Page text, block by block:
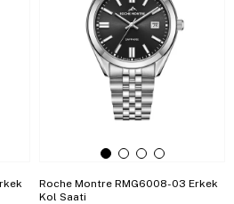
Roche Montre RMG6008-03 Erkek
Kol Saati